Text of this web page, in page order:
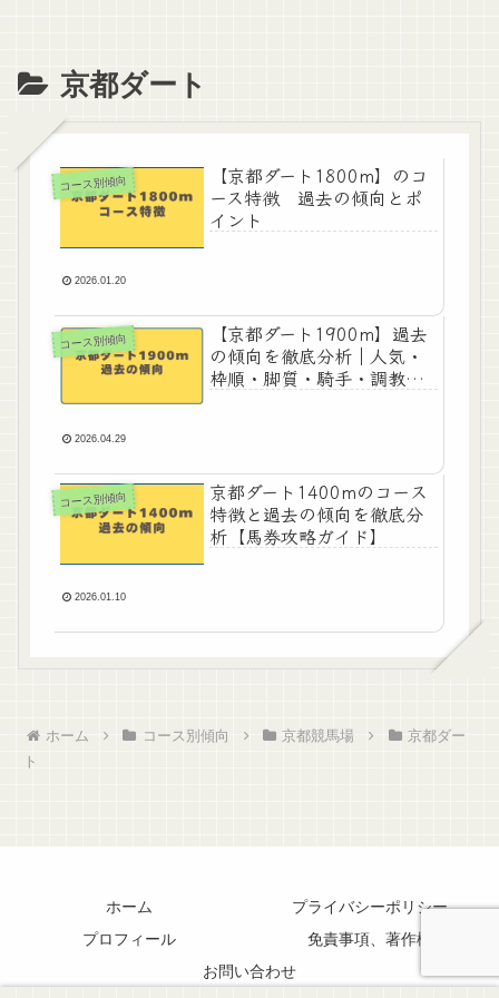
京都ダート
コース別傾向
【京都ダート1800m】のコ
ース特徴 過去の傾向とポ
イント
2026.01.20
コース別傾向
【京都ダート1900m】過去
の傾向を徹底分析｜人気・
枠順・脚質・騎手・調教
2026.04.29
コース別傾向
京都ダート1400mのコース
特徴と過去の傾向を徹底分
析【馬券攻略ガイド】
2026.01.10
ホーム コース別傾向 京都競馬場
京都ダー
ト
ホーム
プライバシーポリシー
プロフィール
免責事項、著作権
お問い合わせ